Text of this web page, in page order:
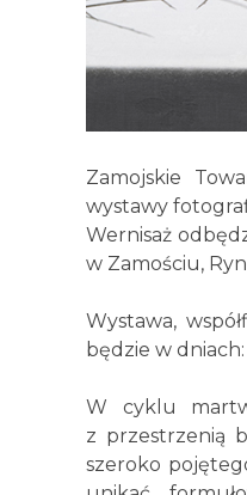
Zamojskie
wystawy
Wernisaż
w Zamościu,
Wystawa,
będzie w dniach:
W cyklu
z przestrzenią
szeroko